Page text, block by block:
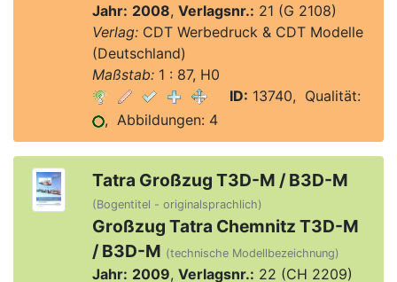
Jahr: 2008, Verlagsnr.: 21 (G 2108)
Verlag:CDT Werbedruck & CDT Modelle
(Deutschland)
Maßstab:1 : 87, H0
ID: 13740, Qualität:
, Abbildungen: 4
Tatra Großzug T3D-M / B3D-M
(Bogentitel - originalsprachlich)
Großzug Tatra Chemnitz T3D-M
/ B3D-M (technische Modellbezeichnung)
Jahr: 2009, Verlagsnr.: 22 (CH 2209)